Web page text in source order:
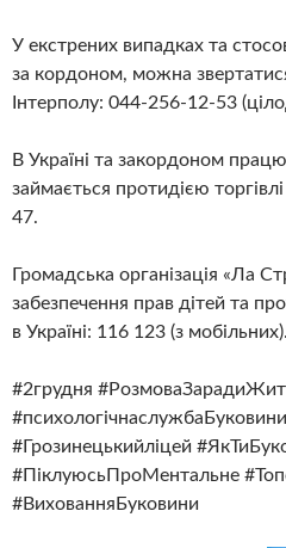
У екстрених випадках та
за кордоном, можна
Інтерполу: 044-256-12-53
В Україні та закордоном
займається протидією
47.
Громадська організація «Ла
забезпечення прав дітей та
в Україні: 116 123 (з
#2грудня
#Грозинецькийліцей
#ПіклуюсьПроМентальне
#ВихованняБуковини